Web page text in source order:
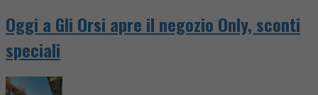
Oggi a Gli Orsi apre il negozio Only, sconti
speciali